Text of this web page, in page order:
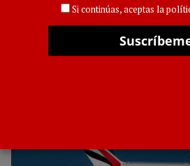
El A380 de
a Madrid en
Si continúas, aceptas la